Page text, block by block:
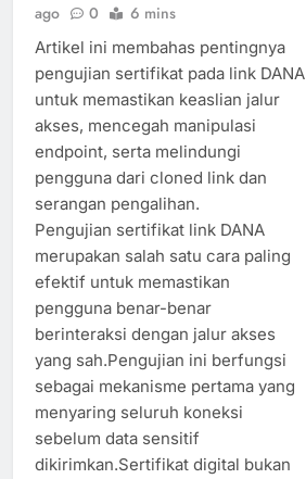
ago
0 6 mins
Artikel ini membahas pentingnya
pengujian sertifikat pada link DANA
untuk memastikan keaslian jalur
akses, mencegah manipulasi
endpoint, serta melindungi
pengguna dari cloned link dan
serangan pengalihan.
Pengujian sertifikat link DANA
merupakan salah satu cara paling
efektif untuk memastikan
pengguna benar-benar
berinteraksi dengan jalur akses
yang sah.Pengujian ini berfungsi
sebagai mekanisme pertama yang
menyaring seluruh koneksi
sebelum data sensitif
dikirimkan.Sertifikat digital bukan